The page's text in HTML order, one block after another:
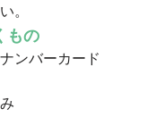
。
もの
ンバーカード